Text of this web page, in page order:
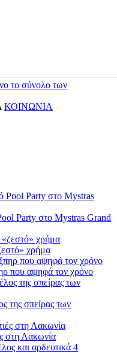
το σύνολο των
ΚΟΙΝΩΝΙΑ
Party στο Mystras Grand
χρήμα
που αψηφά τον χρόνο
της σπείρας των
στη Λακωνία